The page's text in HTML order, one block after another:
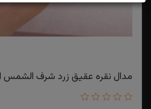
مدال نقره عقیق زرد شرف الشمس